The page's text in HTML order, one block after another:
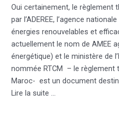
Oui certainement, le règlement
par l’ADEREE, l’agence
énergies renouvelables et
actuellement le nom de AMEE
énergétique) et le ministère de
nommée RTCM – le
Maroc- est un document
Lire la suite …